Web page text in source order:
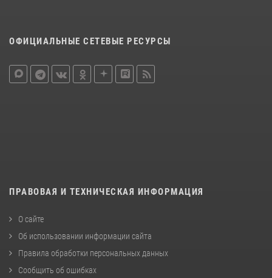
ОФИЦИАЛЬНЫЕ СЕТЕВЫЕ РЕСУРСЫ
ПРАВОВАЯ И ТЕХНИЧЕСКАЯ ИНФОРМАЦИЯ
О сайте
Об использовании информации сайта
Правила обработки персональных данных
Сообщить об ошибках